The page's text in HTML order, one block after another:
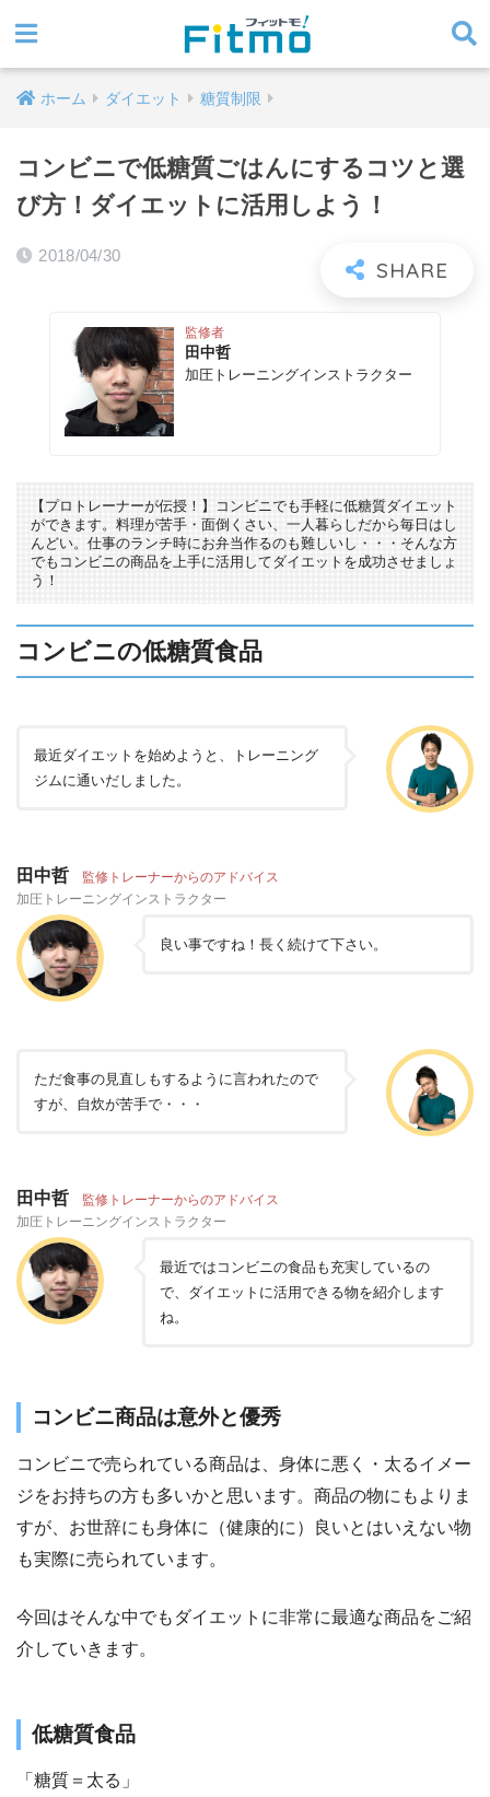
ホーム ダイエット 糖質制限
コンビニで低糖質ごはんにするコツと選
び方！ダイエットに活用しよう！
2018/04/30
監修者
田中哲
加圧トレーニングインストラクター
【プロトレーナーが伝授！】コンビニでも手軽に低糖質ダイエット
ができます。料理が苦手・面倒くさい、一人暮らしだから毎日はし
んどい。仕事のランチ時にお弁当作るのも難しいし・・・そんな方
でもコンビニの商品を上手に活用してダイエットを成功させましょ
う！
コンビニの低糖質食品
最近ダイエットを始めようと、トレーニング
ジムに通いだしました。
田中哲 監修トレーナーからのアドバイス
加圧トレーニングインストラクター
良い事ですね！長く続けて下さい。
ただ食事の見直しもするように言われたので
すが、自炊が苦手で・・・
田中哲 監修トレーナーからのアドバイス
加圧トレーニングインストラクター
最近ではコンビニの食品も充実しているの
で、ダイエットに活用できる物を紹介します
ね。
コンビニ商品は意外と優秀
コンビニで売られている商品は、身体に悪く・太るイメー
ジをお持ちの方も多いかと思います。商品の物にもよりま
すが、お世辞にも身体に（健康的に）良いとはいえない物
も実際に売られています。
今回はそんな中でもダイエットに非常に最適な商品をご紹
介していきます。
低糖質食品
「糖質＝太る」